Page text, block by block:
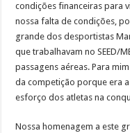
condições financeiras para
nossa falta de condições,
grande dos desportistas
que trabalhavam no SEED/
passagens aéreas. Para
da competição porque era
esforço dos atletas na
Nossa homenagem a este